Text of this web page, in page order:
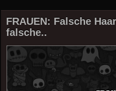
FRAUEN: Falsche
falsche..